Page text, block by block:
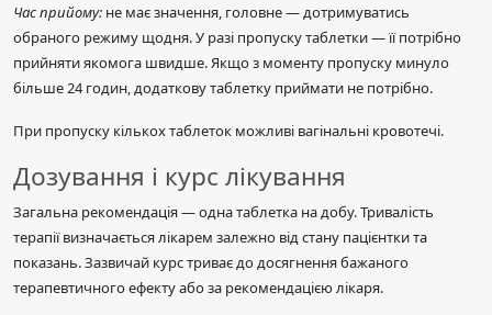
Час прийому: не має значення, головне — дотримуватись
обраного режиму щодня. У разі пропуску таблетки — її потрібно
прийняти якомога швидше. Якщо з моменту пропуску минуло
більше 24 годин, додаткову таблетку приймати не потрібно.
При пропуску кількох таблеток можливі вагінальні кровотечі.
Дозування і курс лікування
Загальна рекомендація — одна таблетка на добу. Тривалість
терапії визначається лікарем залежно від стану пацієнтки та
показань. Зазвичай курс триває до досягнення бажаного
терапевтичного ефекту або за рекомендацією лікаря.